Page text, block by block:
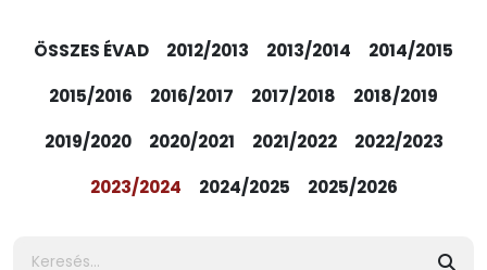
ÖSSZES ÉVAD 2012/2013 2013/2014
2014/2015
2015/2016
2016/2017 2017/2018
2018/2019
2019/2020
2020/2021 2021/2022
2022/2023
2023/2024
2024/2025 2025/2026